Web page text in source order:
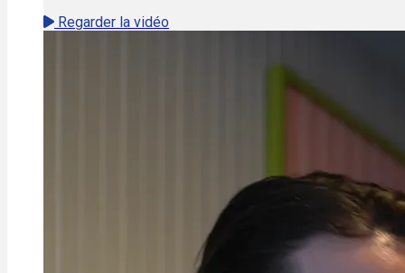
Regarder la vidéo